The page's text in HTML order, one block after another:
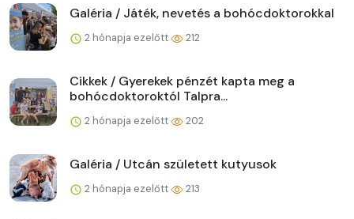
Galéria / Játék, nevetés a bohócdoktorokkal
2 hónapja ezelőtt 212
Cikkek / Gyerekek pénzét kapta meg a
bohócdoktoroktól Talpra...
2 hónapja ezelőtt 202
Galéria / Utcán született kutyusok
2 hónapja ezelőtt 213